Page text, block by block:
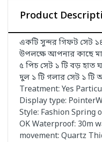
Product
একটি সুন্দর গিফট সেট
উপলক্ষে আপনার কাছে
৫ পিচ সেট ১ টি বড় হাত
দুল ১ টি গলার সেট ১
Treatment: Yes
Display type:
Style: Fashion Spring
OK Waterproof: 30m
movement: Quartz